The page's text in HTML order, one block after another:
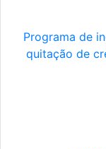
Programa de
quitação de